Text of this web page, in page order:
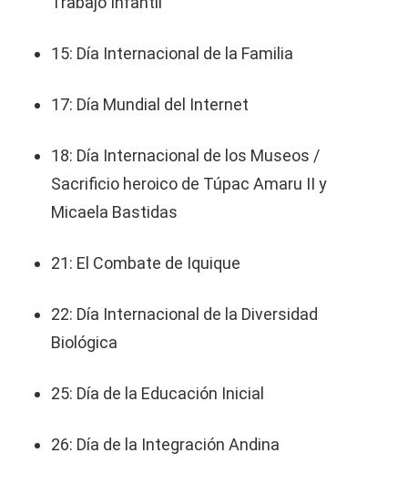
15: Día Internacional de la Familia
17: Día Mundial del Internet
18: Día Internacional de los Museos /
Sacrificio heroico de Túpac Amaru II y
Micaela Bastidas
21: El Combate de Iquique
22: Día Internacional de la Diversidad
Biológica
25: Día de la Educación Inicial
26: Día de la Integración Andina